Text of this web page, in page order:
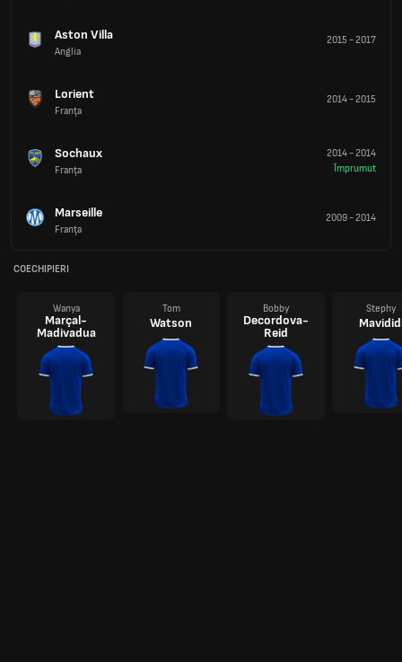
Aston Villa
Anglia
2015 -2017
Lorient
Franţa
2014-2015
Sochaux
Franţa
2014-2014
Împrumut
Marseille
Franţa
2009-2014
COECHIPIERI
Wanya
Marçal-
Madivadua
Tom
Watson
Bobby
Decordova-
Reid
Stephy